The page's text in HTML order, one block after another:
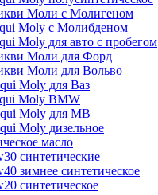
Моли с Молигеном
Moly с Молибденом
Moly для авто с пробегом
Моли для Форд
Моли для Вольво
Moly для Ваз
Moly BMW
Moly для MB
Moly дизельное
масло
синтетические
зимнее синтетическое
синтетическое